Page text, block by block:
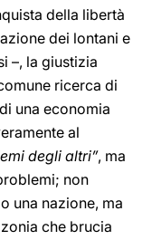
della libertà
dei lontani e
–, la giustizia
ricerca di
una economia
al
degli altri”, ma
non
una nazione, ma
che brucia